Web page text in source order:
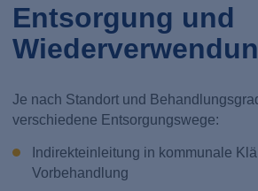
Entsorgung und
Je nach Standort und
verschiedene Entsorgungswege:
Indirekteinleitung in kommunale
Vorbehandlung